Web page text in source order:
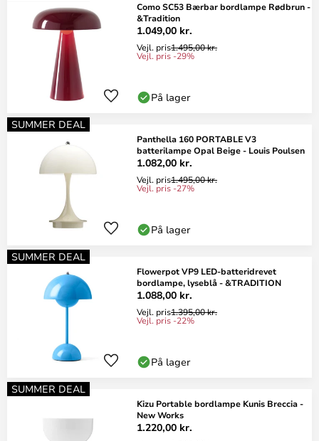
Como SC53 Bærbar bordlampe Rødbrun -
&Tradition
1.049,00 kr.
Vejl. pris1.495,00 kr.
Vejl. pris -29%
På lager
SUMMER DEAL
Panthella 160 PORTABLE V3
batterilampe Opal Beige - Louis Poulsen
1.082,00 kr.
Vejl. pris1.495,00 kr.
Vejl. pris -27%
På lager
SUMMER DEAL
Flowerpot VP9 LED-batteridrevet
bordlampe, lyseblå - &TRADITION
1.088,00 kr.
Vejl. pris1.395,00 kr.
Vejl. pris -22%
På lager
SUMMER DEAL
Kizu Portable bordlampe Kunis Breccia -
New Works
1.220,00 kr.